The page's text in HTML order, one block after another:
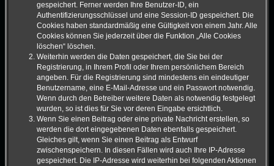
gespeichert. Ferner werden Ihre Benutzer-ID, ein
Authentifizierungsschlüssel und eine Session-ID gespeichert. Die
Cookies haben standardmäßig eine Gültigkeit von einem Jahr. Alle
Cookies können Sie jederzeit über die Funktion „Alle Cookies
löschen“ löschen.
Weiterhin werden die Daten gespeichert, die Sie bei der
Registrierung, in Ihrem Profil oder Ihrem persönlichem Bereich
angeben. Für die Registrierung sind mindestens ein eindeutiger
Benutzername, eine E-Mail-Adresse und ein Passwort notwendig.
Wenn durch den Betreiber weitere Daten als notwendig festgelegt
wurden, so ist dies für Sie vor deren Eingabe ersichtlich.
Wenn Sie einen Beitrag oder eine private Nachricht erstellen, so
werden die dort eingegebenen Daten ebenfalls gespeichert.
Gleiches gilt, wenn Sie einen Beitrag als Entwurf
zwischenspeichern. In diesen Fällen wird auch Ihre IP-Adresse
gespeichert. Die IP-Adresse wird weiterhin bei folgenden Aktionen